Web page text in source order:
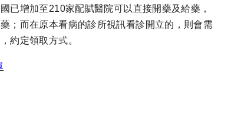
已增加至210家配賦醫院可以直接開藥及給藥，
；而在原本看病的診所視訊看診開立的，則會需
約定領取方式。